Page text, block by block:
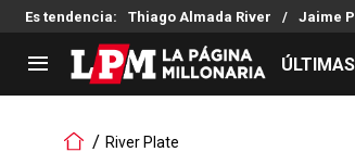
Es tendencia: Thiago Almada River Jaime
LIGA PROFESIONAL
River Plate